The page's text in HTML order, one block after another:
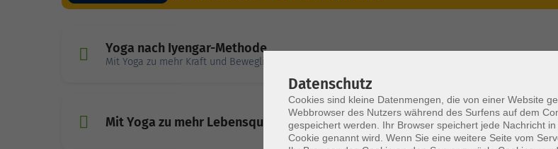
Yoga nach Iyengar-Methode
Mit Yoga zu mehr Kraft und Beweglichkeit
Mit Yoga zu mehr Lebensqualität - entspannt in stressigen Situationen
Datenschutz
Cookies sind kleine Datenmengen, die von einer Website
Webbrowser des Nutzers während des Surfens auf dem
gespeichert werden. Ihr Browser speichert jede Nachricht
Cookie genannt wird. Wenn Sie eine weitere Seite vom